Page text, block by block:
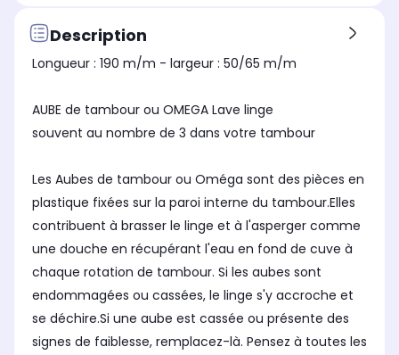
Description
Longueur : 190 m/m - largeur : 50/65 m/m
AUBE de tambour ou OMEGA Lave linge
souvent au nombre de 3 dans votre tambour
Les Aubes de tambour ou Oméga sont des pièces en
plastique fixées sur la paroi interne du tambour.Elles
contribuent à brasser le linge et à l'asperger comme
une douche en récupérant l'eau en fond de cuve à
chaque rotation de tambour. Si les aubes sont
endommagées ou cassées, le linge s'y accroche et
se déchire.Si une aube est cassée ou présente des
signes de faiblesse, remplacez-là. Pensez à toutes les